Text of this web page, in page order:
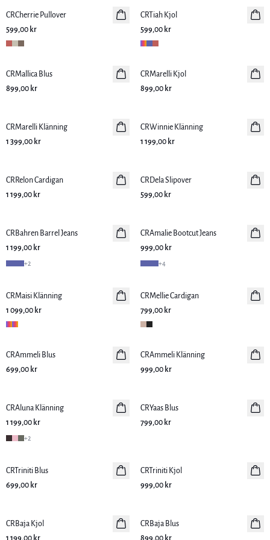
Nyhet
CRCherrie Pullover
599,00 kr
Nyhet
CRTiah Kjol
599,00 kr
Nyhet
CRMallica Blus
899,00 kr
Nyhet
CRMarelli Kjol
899,00 kr
Nyhet
CRMarelli Klänning
1 399,00 kr
Nyhet
CRWinnie Klänning
1 199,00 kr
Nyhet
CRRelon Cardigan
1 199,00 kr
Nyhet
CRDela Slipover
599,00 kr
Nyhet
CRBahren Barrel Jeans
1 199,00 kr
+2
Nyhet
CRAmalie Bootcut Jeans
999,00 kr
+4
Nyhet
CRMaisi Klänning
1 099,00 kr
Nyhet
CRMellie Cardigan
799,00 kr
Nyhet
CRAmmeli Blus
699,00 kr
Nyhet
CRAmmeli Klänning
999,00 kr
Nyhet
CRAluna Klänning
1 199,00 kr
+2
Nyhet
CRYaas Blus
799,00 kr
Nyhet
CRTriniti Blus
699,00 kr
Nyhet
CRTriniti Kjol
999,00 kr
Nyhet
CRBaja Kjol
1 199,00 kr
Nyhet
CRBaja Blus
899,00 kr